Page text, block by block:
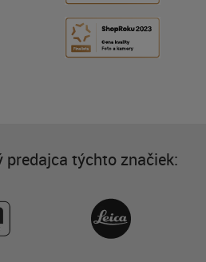
predajca týchto značiek: